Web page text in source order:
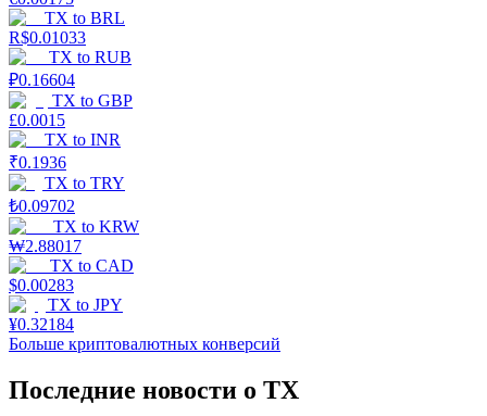
TX to BRL
R$0.01033
TX to RUB
₽0.16604
TX to GBP
£0.0015
TX to INR
₹0.1936
TX to TRY
₺0.09702
TX to KRW
₩2.88017
TX to CAD
$0.00283
TX to JPY
¥0.32184
Больше криптовалютных конверсий
Последние новости о TX